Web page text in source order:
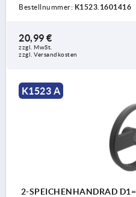
Bestellnummer: K1523.1601416
20,99 €
zzgl. MwSt.
zzgl. Versandkosten
K1523 A
2-SPEICHENHANDRAD